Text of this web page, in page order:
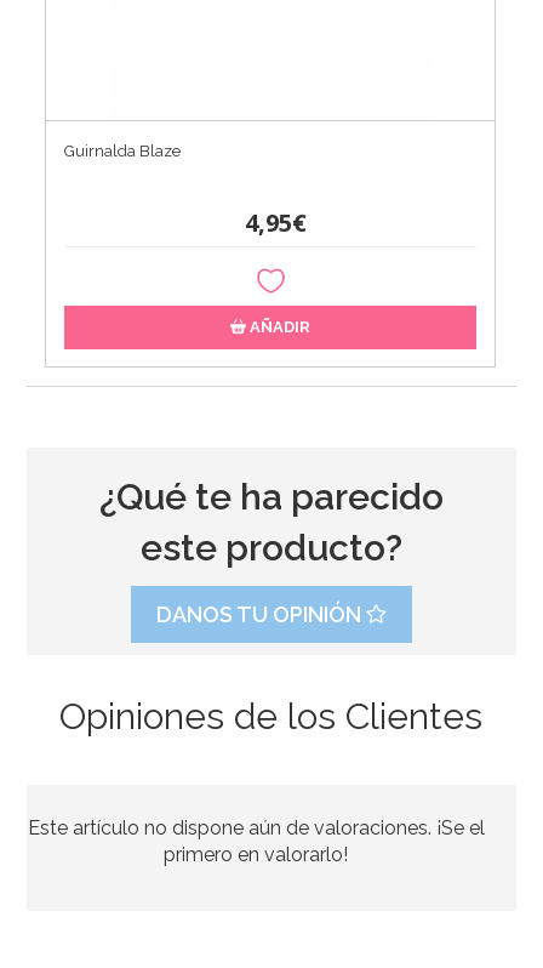
Guirnalda Blaze
4,95€
AÑADIR
3,80€
¿Qué te ha parecido
este producto?
DANOS TU OPINIÓN
Opiniones de los Clientes
Este artículo no dispone aún de valoraciones. ¡Se el
primero en valorarlo!